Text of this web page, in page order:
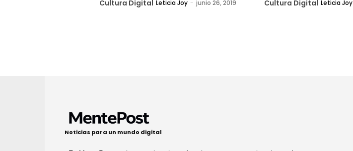
Cultura Digital Leticia Joy - junio 26, 2019 Cultura Digital Leticia Joy
Noticias para un mundo digital